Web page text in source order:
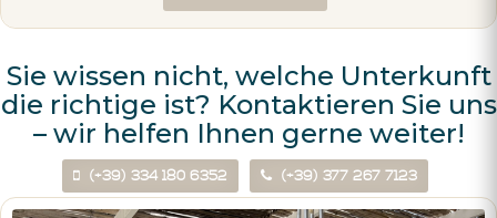
Sie wissen nicht, welche Unterkunft
die richtige ist? Kontaktieren Sie uns
– wir helfen Ihnen gerne weiter!
(+39) 334 180 6352 (+39) 377 267 7123